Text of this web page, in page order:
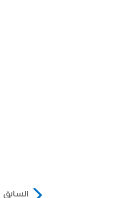
السابق